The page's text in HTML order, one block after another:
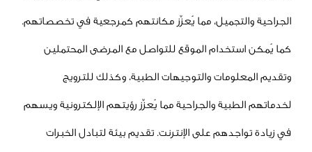
مما يُعزِّز مكانتهم كمرجعية في تخصصاتهم.
الموقع للتواصل مع المرضى المحتملين
والتوجيهات الطبية، وكذلك للترويج
والجراحية مما يُعزِّز رؤيتهم الإلكترونية ويسهم
على الإنترنت. تقديم بيئة لتبادل الخبرات